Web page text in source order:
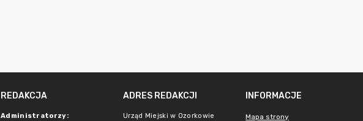
REDAKCJA
Administratorzy:
ADRES REDAKCJI
Urząd Miejski w Ozorkowie
INFORMACJE
Mapa strony